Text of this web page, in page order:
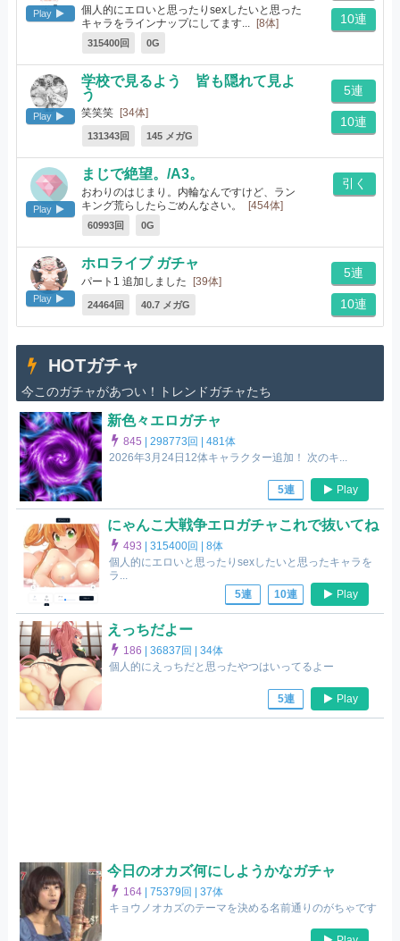
Play
個人的にエロいと思ったりsexしたいと思った
キャラをラインナップにしてます...
[8体]
315400回 0G
10連
Play
学校で見るよう 皆も隠れて見よ
う
笑笑笑 [34体]
131343回 145 メガG
5連
10連
Play
まじで絶望。/A3。
おわりのはじまり。内輪なんですけど、ラン
キング荒らしたらごめんなさい。
[454体]
60993回 0G
引く
Play
ホロライブ ガチャ
パート1 追加しました [39体]
24464回 40.7 メガG
5連
10連
HOTガチャ
今このガチャがあつい！トレンドガチャたち
新色々エロガチャ
845 |298773回 |481体
2026年3月24日12体キャラクター追加！ 次のキ...
5連 Play
にゃんこ大戦争エロガチャこれで抜いてね
493 |315400回 |8体
個人的にエロいと思ったりsexしたいと思ったキャラを
ラ...
5連
10連 Play
えっちだよー
186 |36837回 |34体
個人的にえっちだと思ったやつはいってるよー
5連 Play
今日のオカズ何にしようかなガチャ
164 |75379回 |37体
キョウノオカズのテーマを決める名前通りのがちゃです